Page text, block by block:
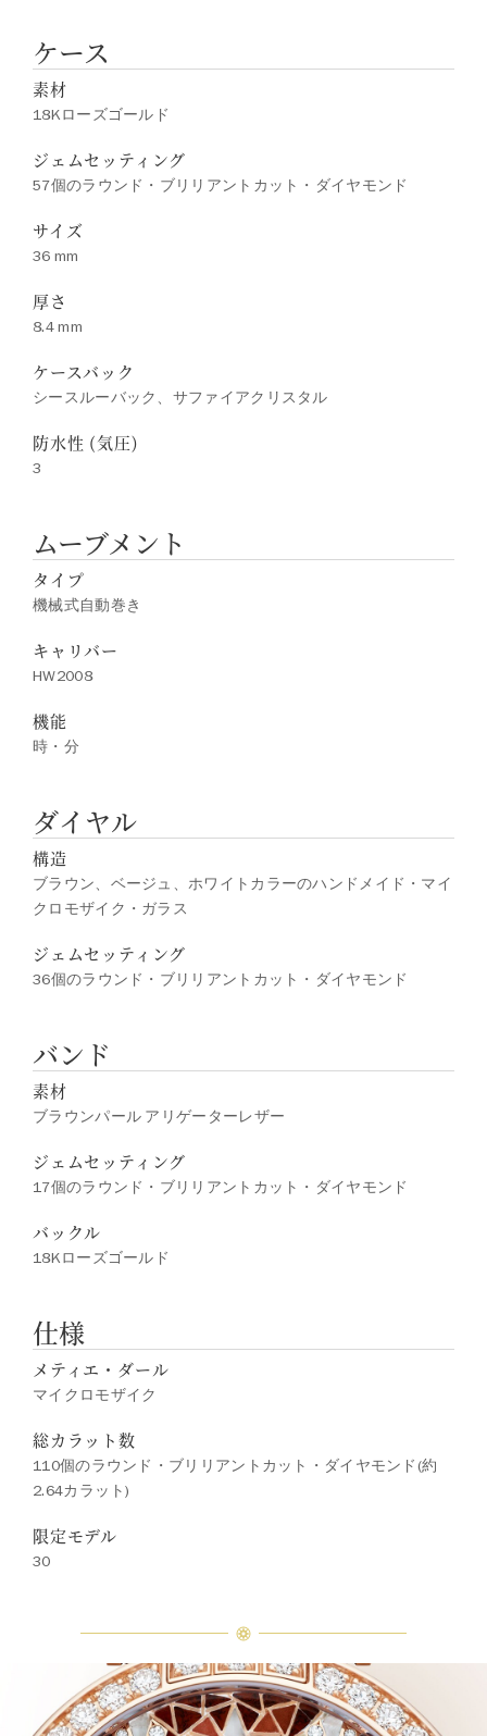
ケース
素材
18Kローズゴールド
ジェムセッティング
57個のラウンド・ブリリアントカット・ダイヤモンド
サイズ
36 mm
厚さ
8.4 mm
ケースバック
シースルーバック、サファイアクリスタル
防水性 (気圧)
3
ムーブメント
タイプ
機械式自動巻き
キャリバー
HW2008
機能
時・分
ダイヤル
構造
ブラウン、ベージュ、ホワイトカラーのハンドメイド・マイ
クロモザイク・ガラス
ジェムセッティング
36個のラウンド・ブリリアントカット・ダイヤモンド
バンド
素材
ブラウンパール アリゲーターレザー
ジェムセッティング
17個のラウンド・ブリリアントカット・ダイヤモンド
バックル
18Kローズゴールド
仕様
メティエ・ダール
マイクロモザイク
総カラット数
110個のラウンド・ブリリアントカット・ダイヤモンド(約
2.64カラット)
限定モデル
30